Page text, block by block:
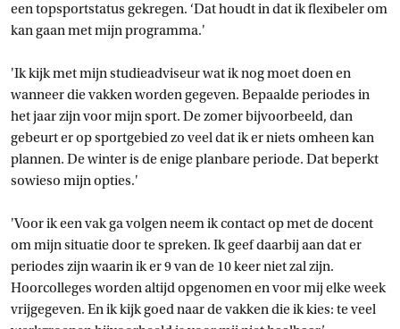
een topsportstatus gekregen. ‘Dat houdt in dat ik flexibeler om
kan gaan met mijn programma.'
'Ik kijk met mijn studieadviseur wat ik nog moet doen en
wanneer die vakken worden gegeven. Bepaalde periodes in
het jaar zijn voor mijn sport. De zomer bijvoorbeeld, dan
gebeurt er op sportgebied zo veel dat ik er niets omheen kan
plannen. De winter is de enige planbare periode. Dat beperkt
sowieso mijn opties.'
'Voor ik een vak ga volgen neem ik contact op met de docent
om mijn situatie door te spreken. Ik geef daarbij aan dat er
periodes zijn waarin ik er 9 van de 10 keer niet zal zijn.
Hoorcolleges worden altijd opgenomen en voor mij elke week
vrijgegeven. En ik kijk goed naar de vakken die ik kies: te veel